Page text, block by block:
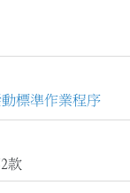
標準作業程序
款